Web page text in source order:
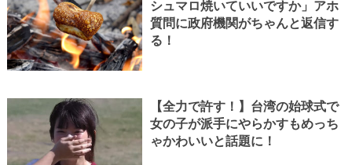
シュマロ焼いていいですか」アホ
質問に政府機関がちゃんと返信す
る！
【全力で許す！】台湾の始球式で
女の子が派手にやらかすもめっち
ゃかわいいと話題に！